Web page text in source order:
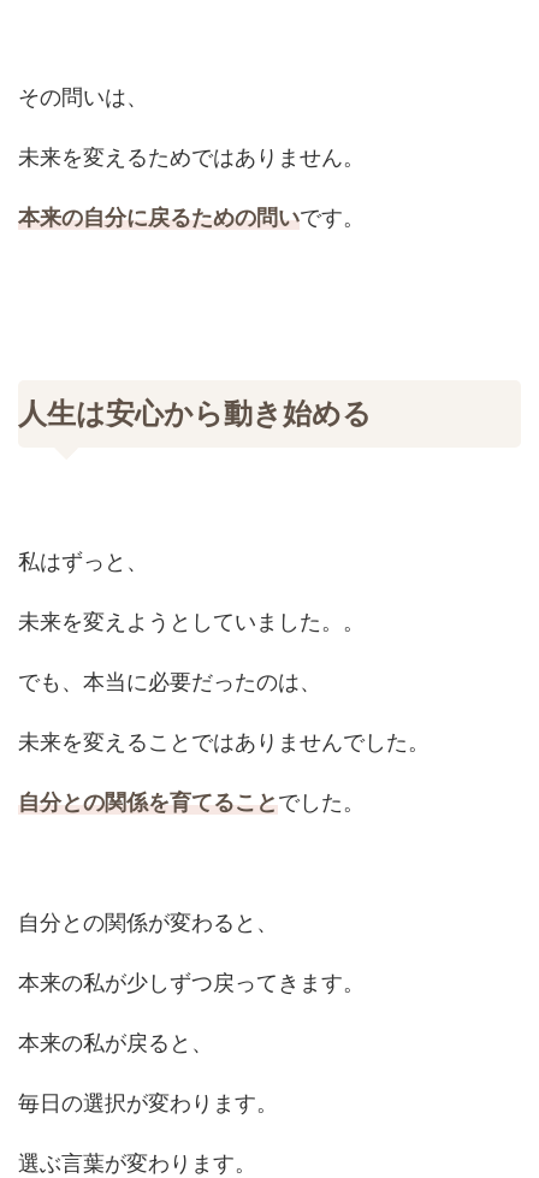
その問いは、
未来を変えるためではありません。
本来の自分に戻るための問いです。
人生は安心から動き始める
私はずっと、
未来を変えようとしていました。。
でも、本当に必要だったのは、
未来を変えることではありませんでした。
自分との関係を育てることでした。
自分との関係が変わると、
本来の私が少しずつ戻ってきます。
本来の私が戻ると、
毎日の選択が変わります。
選ぶ言葉が変わります。